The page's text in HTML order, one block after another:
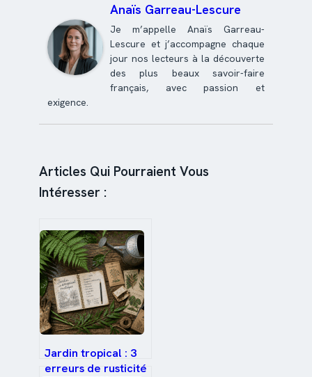
Anaïs Garreau-Lescure
Je m’appelle Anaïs Garreau-
Lescure et j’accompagne chaque
jour nos lecteurs à la découverte
des plus beaux savoir-faire
français, avec passion et
exigence.
Articles Qui Pourraient Vous
Intéresser :
Jardin tropical : 3
erreurs de rusticité